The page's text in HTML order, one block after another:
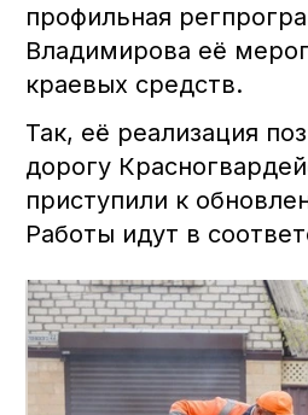
профильная
Владимирова её
краевых средств.
Так, её реализация
дорогу
приступили к
Работы идут в